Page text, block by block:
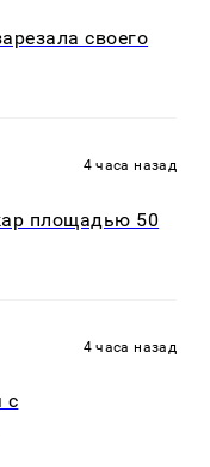
своего
4 часа назад
площадью 50
4 часа назад
с